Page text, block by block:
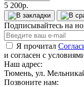
5 200р.
Подписывайтесь на
Я прочитал
и согласен с
Наш адрес:
Тюмень, ул.
Позвоните нам: